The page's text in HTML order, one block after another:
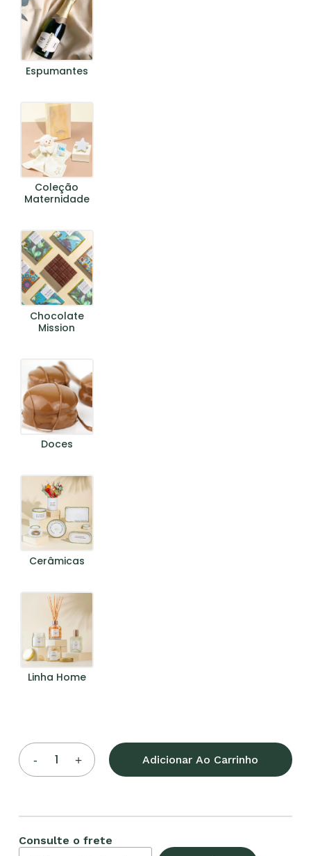
Nenhum produto no
Espumantes
Coleção
Maternidade
Chocolate
Mission
Doces
Cerâmicas
Linha Home
Adicionar Ao Carrinho
Consulte o frete